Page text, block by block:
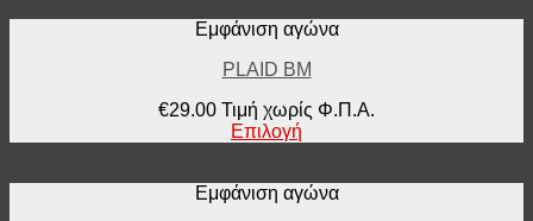
Εμφάνιση αγώνα
PLAID BM
€29.00 Τιμή χωρίς Φ.Π.Α.
Επιλογή
Εμφάνιση αγώνα